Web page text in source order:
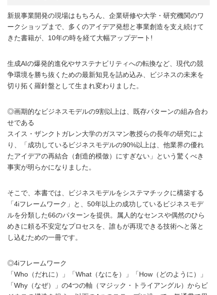
新規事業開発の現場はもちろん、企業研修や大学・研究機関のワ
ークショップまで、多くのアイデア発想と事業創造を支え続けて
きた書籍が、10年の時を経て大幅アップデート!
生成AIの爆発的進化やサステナビリティへの転換など、現代の競
争環境を勝ち抜くための最新知見を詰め込み、ビジネスの未来を
切り拓く羅針盤として生まれ変わりました。
◎画期的なビジネスモデルの9割以上は、既存パターンの組み合わ
せである
スイス・ザンクトガレン大学のガスマン教授らの長年の研究によ
り、「成功しているビジネスモデルの90%以上は、他業界の優れ
たアイデアの再結合（創造的模倣）にすぎない」という驚くべき
事実が明らかになりました。
そこで、本書では、ビジネスモデルをシステマチックに構築する
「4iフレームワーク」と、50年以上の成功しているビジネスモデ
ルを分類した66のパターンを提供。属人的なセンスや偶然のひら
めきに頼る不安定なプロセスを、誰もが再現できる技術へと落と
し込むための一冊です。
◎4iフレームワーク
「Who（だれに）」「What（なにを）」「How（どのように）」
「Why（なぜ）」の4つの軸（マジック・トライアングル）からビ